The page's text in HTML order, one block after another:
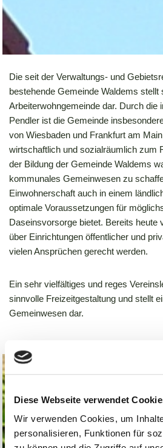
Diese Webseite verwendet
Wir verwenden Cookies, um
personalisieren, Funktionen für
Die seit der Verwaltungs- und
bestehende Gemeinde Waldems stellt
Arbeiterwohngemeinde dar. Durch die
Pendler ist die Gemeinde
von Wiesbaden und Frankfurt am
wirtschaftlich und sozialräumlich zum
der Bildung der Gemeinde Waldems
kommunales Gemeinwesen zu
Einwohnerschaft auch in einem
optimale Voraussetzungen für
Daseinsvorsorge bietet. Bereits heute
über Einrichtungen öffentlicher und
vielen Ansprüchen gerecht werden.
Ein sehr vielfältiges und reges
sinnvolle Freizeitgestaltung und stellt
Gemeinwesen dar.